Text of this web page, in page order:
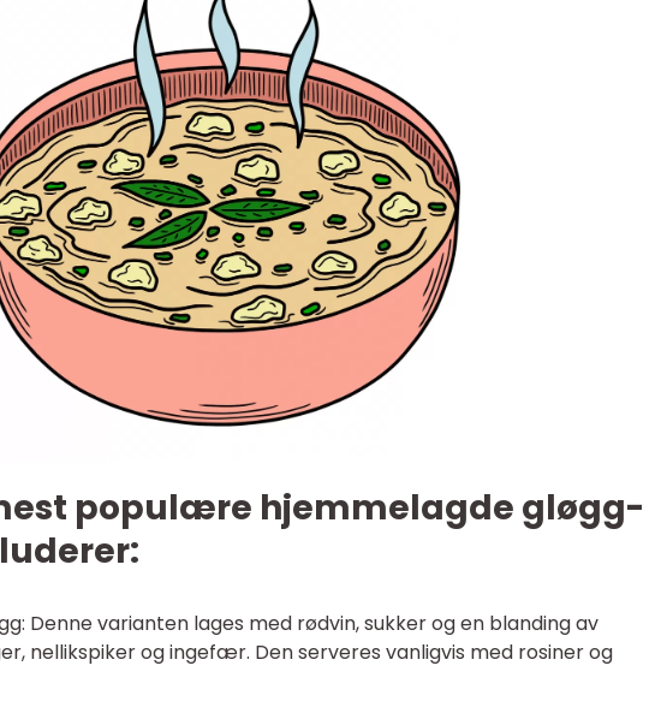
populære hjemmelagde gløgg-
Denne varianten lages med rødvin, sukker og en blanding av
nellikspiker og ingefær. Den serveres vanligvis med rosiner og